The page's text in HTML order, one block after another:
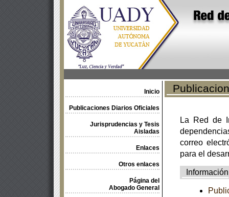
Inicio
Publicaciones Diarios Oficiales
Jurisprudencias y Tesis
Aisladas
Enlaces
Otros enlaces
Página del
Abogado General
La Red de
correo
para el
Información